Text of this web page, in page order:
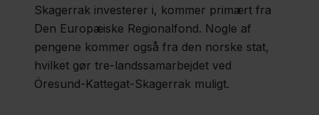
Skagerrak investerer i, kommer primært fra
Den Europæiske Regionalfond. Nogle af
pengene kommer også fra den norske stat,
hvilket gør tre-landssamarbejdet ved
Öresund-Kattegat-Skagerrak muligt.